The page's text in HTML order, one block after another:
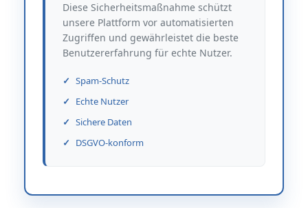
Diese Sicherheitsmaßnahme schützt
unsere Plattform vor automatisierten
Zugriffen und gewährleistet die beste
Benutzererfahrung für echte Nutzer.
Spam-Schutz
Echte Nutzer
Sichere Daten
DSGVO-konform